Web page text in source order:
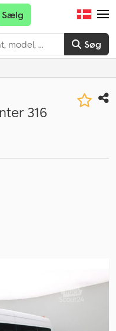
Søg
Sælg
316